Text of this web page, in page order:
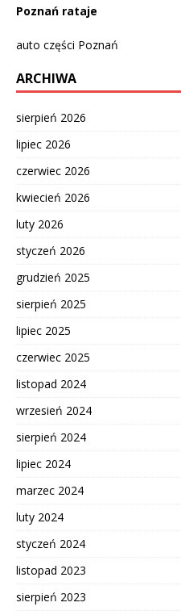
Poznań rataje
auto części Poznań
ARCHIWA
sierpień 2026
lipiec 2026
czerwiec 2026
kwiecień 2026
luty 2026
styczeń 2026
grudzień 2025
sierpień 2025
lipiec 2025
czerwiec 2025
listopad 2024
wrzesień 2024
sierpień 2024
lipiec 2024
marzec 2024
luty 2024
styczeń 2024
listopad 2023
sierpień 2023